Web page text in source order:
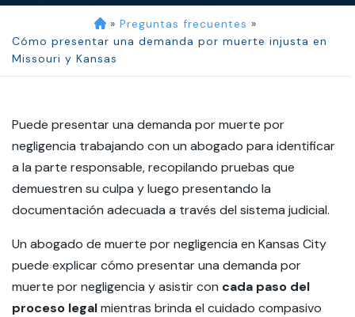
» Preguntas frecuentes »
Cómo presentar una demanda por muerte injusta en
Missouri y Kansas
Puede presentar una demanda por muerte por
negligencia trabajando con un abogado para identificar
a la parte responsable, recopilando pruebas que
demuestren su culpa y luego presentando la
documentación adecuada a través del sistema judicial.
Un abogado de muerte por negligencia en Kansas City
puede explicar cómo presentar una demanda por
muerte por negligencia y asistir con cada paso del
proceso legalmientras brinda el cuidado compasivo